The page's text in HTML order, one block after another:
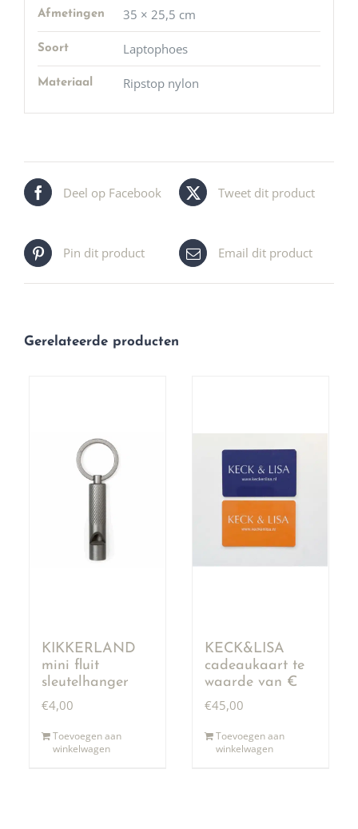
Afmetingen 35 × 25,5 cm
Soort Laptophoes
Materiaal Ripstop nylon
Deel op Facebook Tweet dit product
Pin dit product Email dit product
Gerelateerde producten
KIKKERLAND
mini fluit
sleutelhanger
€4,00
Toevoegen aan
winkelwagen
KECK&LISA
cadeaukaart te
waarde van €
50,00
€45,00
Toevoegen aan
winkelwagen